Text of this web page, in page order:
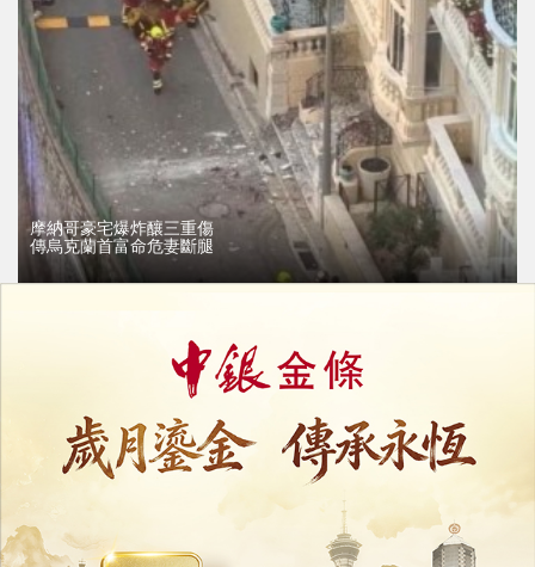
摩納哥豪宅爆炸釀三重傷
傳烏克蘭首富命危妻斷腿